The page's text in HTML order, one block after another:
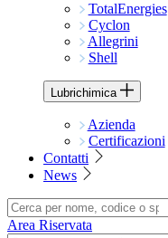
TotalEnergies
Cyclon
Allegrini
Shell
Lubrichimica
Azienda
Certificazioni
Contatti
News
Area Riservata